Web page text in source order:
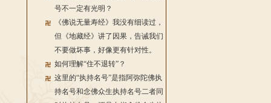
号不一定有光明？
《佛说无量寿经》我没有细读过，
但《地藏经》讲了因果，告诫我们
不要做坏事，好像更有针对性。
如何理解“住不退转”？
这里的“执持名号”是指阿弥陀佛执
持名号和念佛众生执持名号二者同